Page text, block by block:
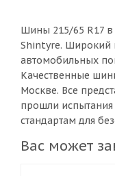
Шины 215/65 R17 в
Shintyre. Широкий
автомобильных
Качественные
Москве. Все
прошли испытания
стандартам для
Вас может